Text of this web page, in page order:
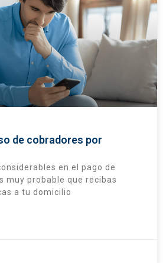
de cobradores por
en el pago de
muy probable que recibas
a tu domicilio